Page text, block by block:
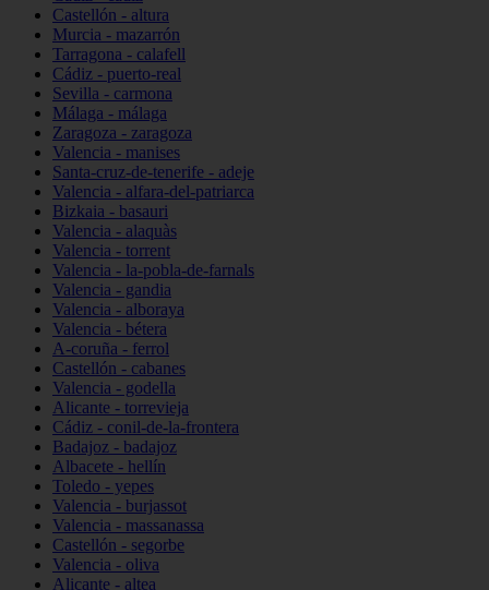
Castellón - altura
Murcia - mazarrón
Tarragona - calafell
Cádiz - puerto-real
Sevilla - carmona
Málaga - málaga
Zaragoza - zaragoza
Valencia - manises
Santa-cruz-de-tenerife - adeje
Valencia - alfara-del-patriarca
Bizkaia - basauri
Valencia - alaquàs
Valencia - torrent
Valencia - la-pobla-de-farnals
Valencia - gandia
Valencia - alboraya
Valencia - bétera
A-coruña - ferrol
Castellón - cabanes
Valencia - godella
Alicante - torrevieja
Cádiz - conil-de-la-frontera
Badajoz - badajoz
Albacete - hellín
Toledo - yepes
Valencia - burjassot
Valencia - massanassa
Castellón - segorbe
Valencia - oliva
Alicante - altea